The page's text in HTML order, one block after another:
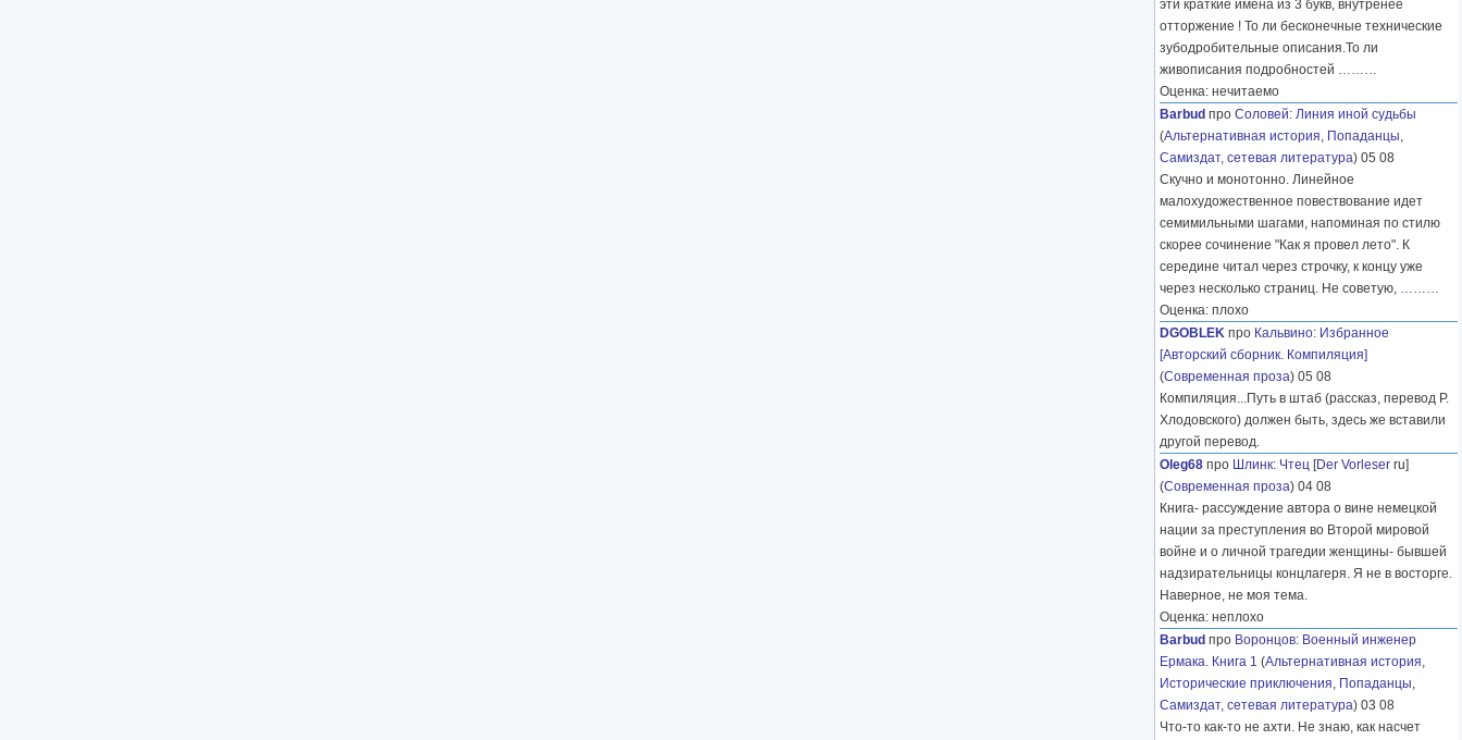
эти краткие имена из 3 букв, внутренее
отторжение ! То ли бесконечные технические
зубодробительные описания.То ли
живописания подробностей ………
Оценка: нечитаемо
Barbud про Соловей: Линия иной судьбы
(Альтернативная история, Попаданцы,
Самиздат, сетевая литература) 05 08
Скучно и монотонно. Линейное
малохудожественное повествование идет
семимильными шагами, напоминая по стилю
скорее сочинение "Как я провел лето". К
середине читал через строчку, к концу уже
через несколько страниц. Не советую, ………
Оценка: плохо
DGOBLEK про Кальвино: Избранное
[Авторский сборник. Компиляция]
(Современная проза) 05 08
Компиляция...Путь в штаб (рассказ, перевод Р.
Хлодовского) должен быть, здесь же вставили
другой перевод.
Oleg68 про Шлинк: Чтец [Der Vorleser ru]
(Современная проза) 04 08
Книга- рассуждение автора о вине немецкой
нации за преступления во Второй мировой
войне и о личной трагедии женщины- бывшей
надзирательницы концлагеря. Я не в восторге.
Наверное, не моя тема.
Оценка: неплохо
Barbud про Воронцов: Военный инженер
Ермака. Книга 1 (Альтернативная история,
Исторические приключения, Попаданцы,
Самиздат, сетевая литература) 03 08
Что-то как-то не ахти. Не знаю, как насчет